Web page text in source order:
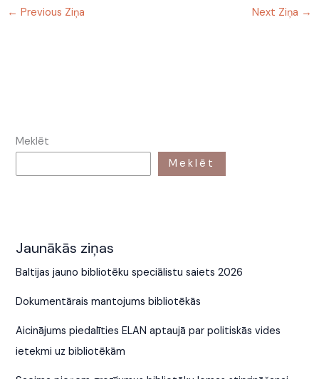
← Previous Ziņa Next Ziņa →
Meklēt
Meklēt
Jaunākās ziņas
Baltijas jauno bibliotēku speciālistu saiets 2026
Dokumentārais mantojums bibliotēkās
Aicinājums piedalīties ELAN aptaujā par politiskās vides
ietekmi uz bibliotēkām